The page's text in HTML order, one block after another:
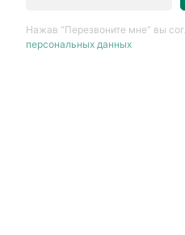
Нажав “Перезвоните мне” вы
персональных данных